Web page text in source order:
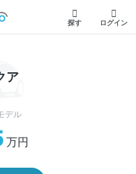
探す ログイン
ア
デル
万円